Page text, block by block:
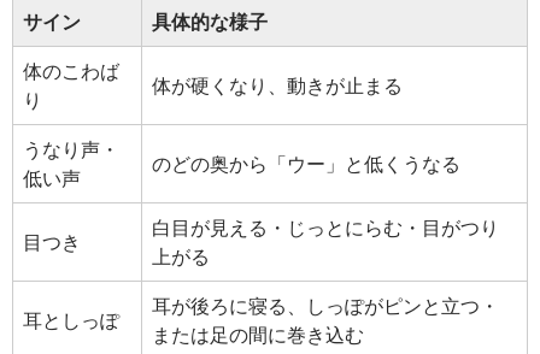
サイン 具体的な様子
体のこわば
り
体が硬くなり、動きが止まる
うなり声・
低い声
のどの奥から「ウー」と低くうなる
目つき
白目が見える・じっとにらむ・目がつり
上がる
耳としっぽ
耳が後ろに寝る、しっぽがピンと立つ・
または足の間に巻き込む